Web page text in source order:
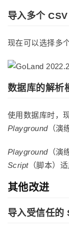
导入多个
现在可以选择多
数据库的解析
使用数据库时，
Playground（演
Playground（演
Script（脚本）适
其他改进
导入受信任的